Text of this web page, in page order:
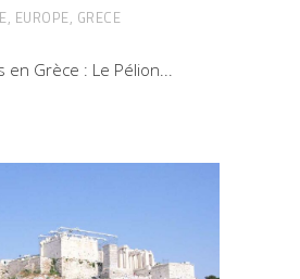
, EUROPE, GRECE
en Grèce : Le Pélion